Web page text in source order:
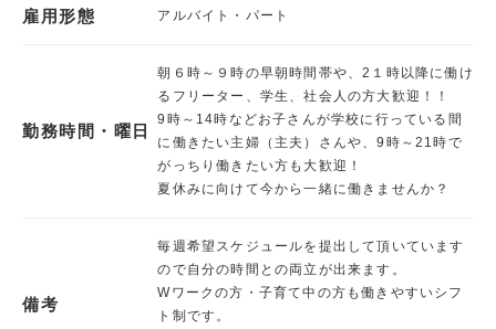
雇用形態 アルバイト・パート
勤務時間・曜日
朝６時～９時の早朝時間帯や、2１時以降に働け
るフリーター、学生、社会人の方大歓迎！！
9時～14時などお子さんが学校に行っている間
に働きたい主婦（主夫）さんや、9時～21時で
がっちり働きたい方も大歓迎！
夏休みに向けて今から一緒に働きませんか？
備考
毎週希望スケジュールを提出して頂いています
ので自分の時間との両立が出来ます。
Wワークの方・子育て中の方も働きやすいシフ
ト制です。